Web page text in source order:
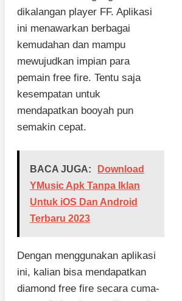
dikalangan player FF. Aplikasi
ini menawarkan berbagai
kemudahan dan mampu
mewujudkan impian para
pemain free fire. Tentu saja
kesempatan untuk
mendapatkan booyah pun
semakin cepat.
BACA JUGA:
Download
YMusic Apk Tanpa Iklan
Untuk iOS Dan Android
Terbaru 2023
Dengan menggunakan aplikasi
ini, kalian bisa mendapatkan
diamond free fire secara cuma-